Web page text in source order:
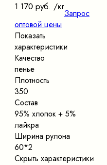
1 170 руб. /кг
Запрос
оптовой цены
Показать
характеристики
Качество
пенье
Плотность
350
Состав
95% хлопок + 5%
лайкра
Ширина рулона
60*2
Скрыть характеристики